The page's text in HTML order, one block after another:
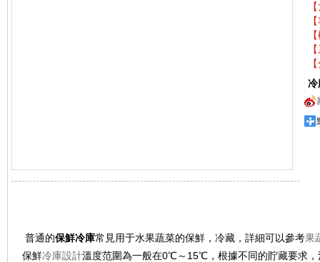
冷
普通的保鮮冷庫常見用于水果蔬菜的保鮮，冷藏，詳細可以參考果
保鮮冷庫設計溫度范圍為一般在0℃～15℃，根據不同的貯藏要